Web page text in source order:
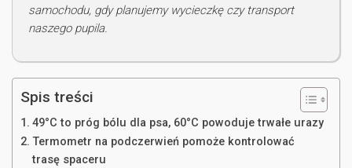
samochodu, gdy planujemy wycieczkę czy transport
naszego pupila.
Spis treści
49°C to próg bólu dla psa, 60°C powoduje trwałe urazy
Termometr na podczerwień pomoże kontrolować
trasę spaceru